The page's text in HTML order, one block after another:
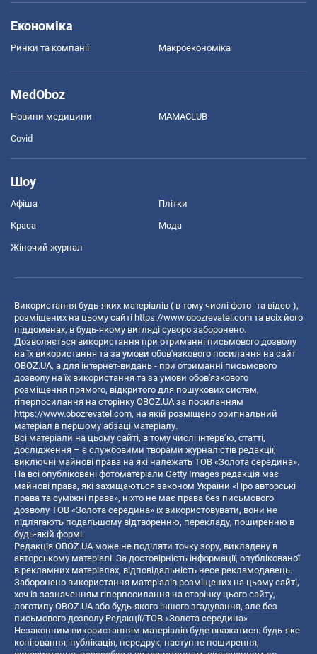
Економіка
Ринки та компанії Макроекономіка
MedOboz
Новини медицини MAMACLUB
Covid
Шоу
Афіша Плітки
Краса Мода
Жіночий журнал
Використання будь-яких матеріалів ( в тому числі фото- та відео-),
розміщених на цьому сайті https://www.obozrevatel.com та всіх його
піддоменах, в будь-якому вигляді суворо заборонено.
Дозволяється використання при отриманні письмового дозволу
на їх використання та за умови обов'язкового посилання на сайт
OBOZ.UA, а для інтернет-видань - при отриманні письмового
дозволу на їх використання та за умови обов'язкового
розміщення прямого, відкритого для пошукових систем,
гіперпосилання на сторінку OBOZ.UA за посиланням
https://www.obozrevatel.com, на якій розміщено оригінальний
матеріал в першому абзаці матеріалу.
Всі матеріали на цьому сайті, в тому числі інтерв’ю, статті,
дослідження – є службовими творами журналістів редакції,
виключні майнові права на які належать ТОВ «Золота середина».
На всі опубліковані фотоматеріали Getty Images редакція має
майнові права, які захищаються законом України «Про авторські
права та суміжні права», ніхто не має права без письмового
дозволу ТОВ «Золота середина» їх використовувати, вони не
підлягають подальшому відтворенню, перекладу, поширенню в
будь-якій формі.
Редакція OBOZ.UA може не поділяти точку зору, викладену в
авторському матеріалі. За достовірність інформації, опублікованої
в рекламних матеріалах, відповідальність несе рекламодавець.
Заборонено використання матеріалів розміщених на цьому сайті,
хоч із зазначенням гіперпосилання на сторінку цього сайту,
логотипу OBOZ.UA або будь-якого іншого згадування, але без
письмового дозволу Редакції/ТОВ «Золота середина»
Незаконним використанням матеріалів буде вважатися: будь-яке
копiювання, публiкацiя, передрук, наступне поширення,